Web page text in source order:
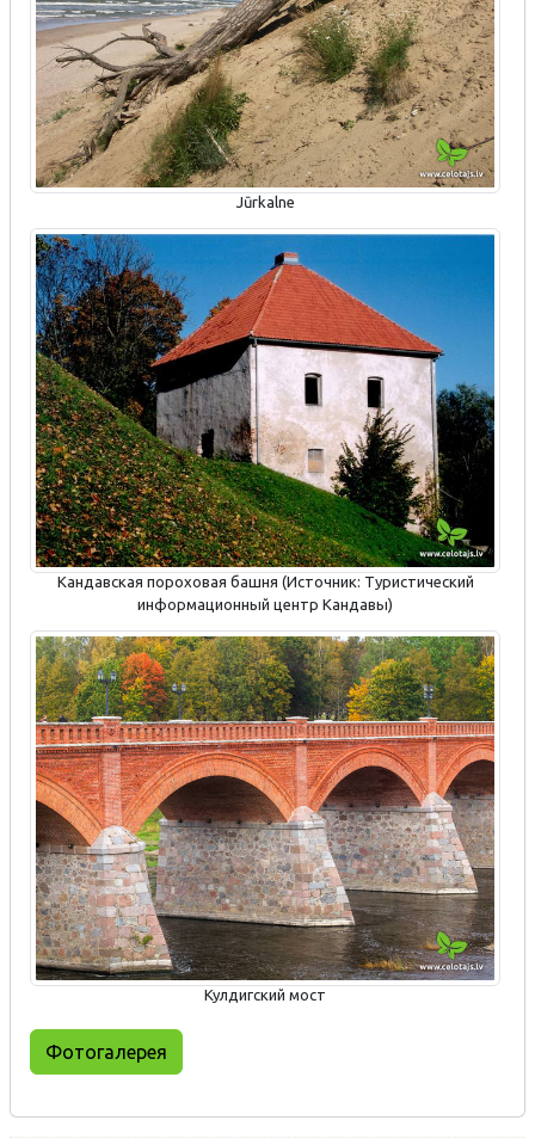
Jūrkalne
Кандавская пороховая башня (Источник: Туристический
информационный центр Кандавы)
Кулдигский мост
Фотогалерея